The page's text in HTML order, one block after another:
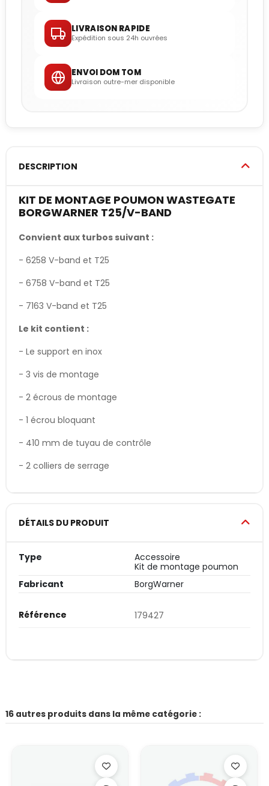
LIVRAISON RAPIDE
Expédition sous 24h ouvrées
ENVOI DOM TOM
Livraison outre-mer disponible
DESCRIPTION
KIT DE MONTAGE POUMON WASTEGATE
BORGWARNER T25/V-BAND
Convient aux turbos suivant :
- 6258 V-band et T25
- 6758 V-band et T25
- 7163 V-band et T25
Le kit contient :
- Le support en inox
- 3 vis de montage
- 2 écrous de montage
- 1 écrou bloquant
- 410 mm de tuyau de contrôle
- 2 colliers de serrage
DÉTAILS DU PRODUIT
Type
Accessoire
Kit de montage poumon
Fabricant
BorgWarner
Référence 179427
16 autres produits dans la même catégorie :